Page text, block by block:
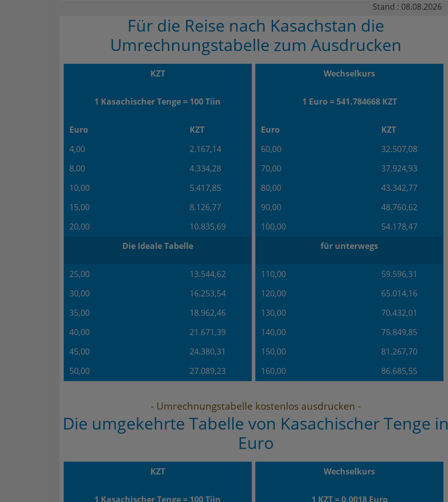
Stand : 08.08.2026
Für die Reise nach Kasachstan die
Umrechnungstabelle zum Ausdrucken
KZT
1 Kasachischer Tenge = 100 Tiin
Euro
KZT
4,00
2.167,14
8,00
4.334,28
10,00
5.417,85
15,00
8.126,77
20,00
10.835,69
Die Ideale Tabelle
25,00
13.544,62
30,00
16.253,54
35,00
18.962,46
40,00
21.671,39
45,00
24.380,31
50,00
27.089,23
Wechselkurs
1 Euro = 541.784668 KZT
Euro
KZT
60,00
32.507,08
70,00
37.924,93
80,00
43.342,77
90,00
48.760,62
100,00
54.178,47
für unterwegs
110,00
59.596,31
120,00
65.014,16
130,00
70.432,01
140,00
75.849,85
150,00
81.267,70
160,00
86.685,55
- Umrechnungstabelle kostenlos ausdrucken -
Die umgekehrte Tabelle von Kasachischer Tenge in
Euro
KZT
1 Kasachischer Tenge = 100 Tiin
Wechselkurs
1 KZT = 0,0018 Euro